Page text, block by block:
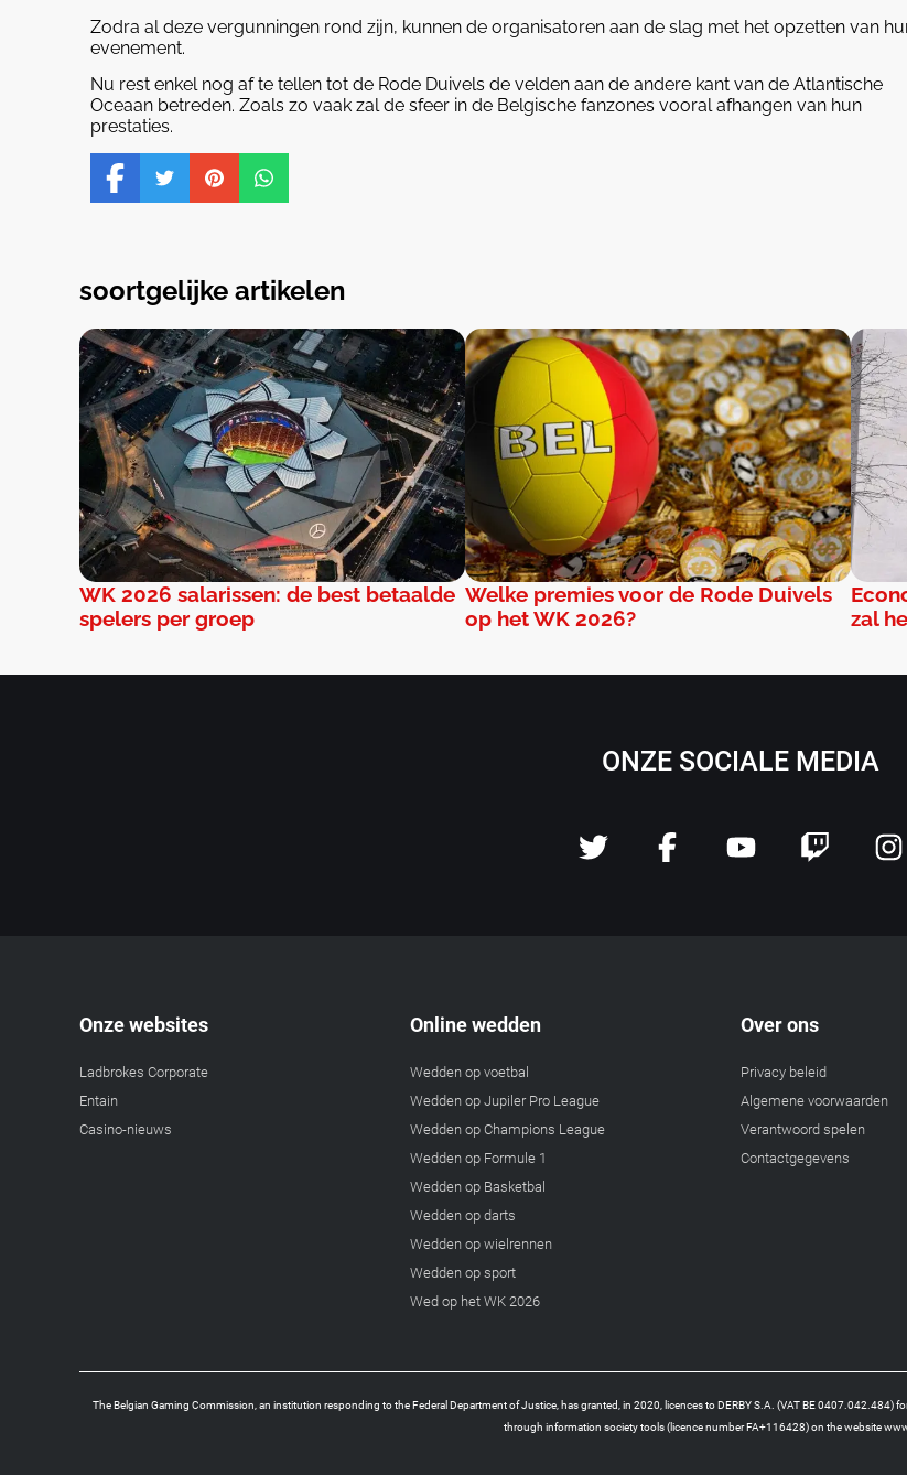
Zodra al deze vergunningen rond zijn, kunnen de organisatoren aan de slag met het opzetten van
evenement.
Nu rest enkel nog af te tellen tot de Rode Duivels de velden aan de andere kant van de Atlantische
Oceaan betreden. Zoals zo vaak zal de sfeer in de Belgische fanzones vooral afhangen van hun
prestaties.
soortgelijke artikelen
WK 2026 salarissen: de best betaalde
spelers per groep
Welke premies voor de Rode Duivels
op het WK 2026?
zal
ONZE SOCIALE MEDIA
Onze websites
Ladbrokes Corporate
Entain
Casino-nieuws
Online wedden
Wedden op voetbal
Wedden op Jupiler Pro League
Wedden op Champions League
Wedden op Formule 1
Wedden op Basketbal
Wedden op darts
Wedden op wielrennen
Wedden op sport
Wed op het WK 2026
Over ons
Privacy beleid
Algemene voorwaarden
Verantwoord spelen
Contactgegevens
The Belgian Gaming Commission, an institution responding to the Federal Department of Justice, has granted, in 2020, licences to DERBY S.A. (VAT BE
through information society tools (licence number FA+116428) on the website